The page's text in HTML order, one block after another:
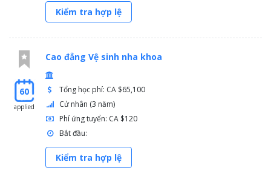
Kiểm tra hợp lệ
60
applied
Cao đẳng Vệ sinh nha khoa
Tổng học phí: CA $65,100
Cử nhân (3 năm)
Phí ứng tuyển: CA $120
Bắt đầu:
Kiểm tra hợp lệ